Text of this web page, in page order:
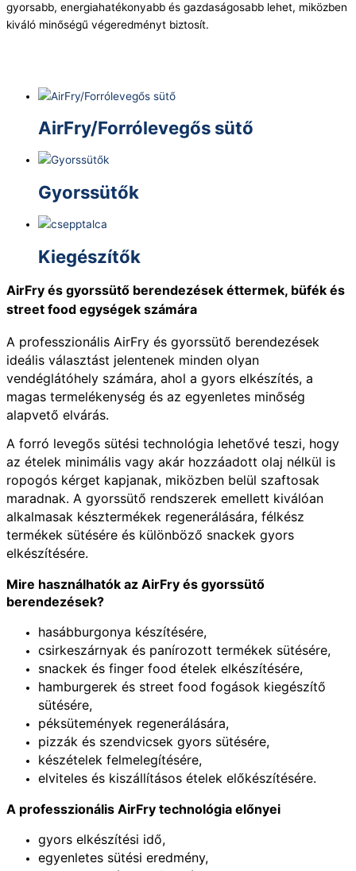
gyorsabb, energiahatékonyabb és gazdaságosabb lehet, miközben
kiváló minőségű végeredményt biztosít.
AirFry/Forrólevegős sütő
Gyorssütők
Kiegészítők
AirFry és gyorssütő berendezések éttermek, büfék és
street food egységek számára
A professzionális AirFry és gyorssütő berendezések
ideális választást jelentenek minden olyan
vendéglátóhely számára, ahol a gyors elkészítés, a
magas termelékenység és az egyenletes minőség
alapvető elvárás.
A forró levegős sütési technológia lehetővé teszi, hogy
az ételek minimális vagy akár hozzáadott olaj nélkül is
ropogós kérget kapjanak, miközben belül szaftosak
maradnak. A gyorssütő rendszerek emellett kiválóan
alkalmasak késztermékek regenerálására, félkész
termékek sütésére és különböző snackek gyors
elkészítésére.
Mire használhatók az AirFry és gyorssütő
berendezések?
hasábburgonya készítésére,
csirkeszárnyak és panírozott termékek sütésére,
snackek és finger food ételek elkészítésére,
hamburgerek és street food fogások kiegészítő
sütésére,
péksütemények regenerálására,
pizzák és szendvicsek gyors sütésére,
készételek felmelegítésére,
elviteles és kiszállításos ételek előkészítésére.
A professzionális AirFry technológia előnyei
gyors elkészítési idő,
egyenletes sütési eredmény,